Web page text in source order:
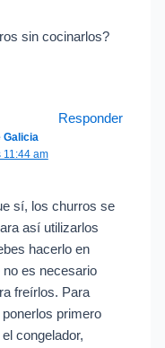
sin cocinarlos?
Responder
Galicia
11:44 am
sí, los churros se
así utilizarlos
hacerlo en
es necesario
freírlos. Para
primero
congelador,